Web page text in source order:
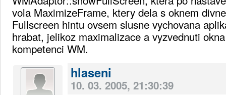
vola MaximizeFrame, ktery dela s oknem
Fullscreen hintu ovsem slusne vychovana
hrabat, jelikoz maximalizace a vyzvednuti
kompetenci WM.
hlaseni
10. 03. 2005, 21:30:39